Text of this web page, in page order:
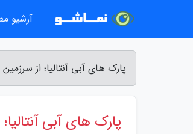
پارک های آبی آنتالیا؛ از
پارک های آبی
آرشیو